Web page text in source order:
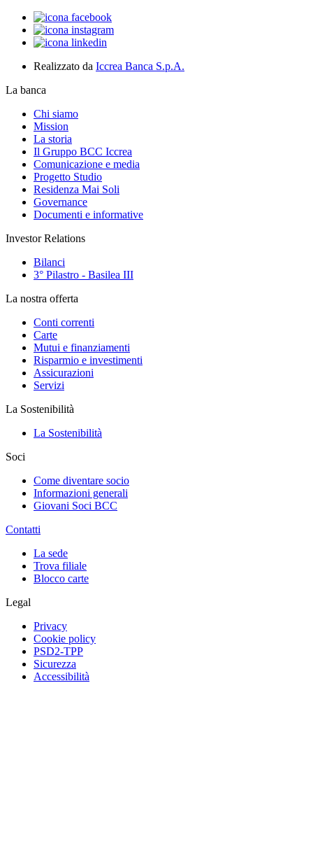
Realizzato da Iccrea Banca S.p.A.
La banca
Chi siamo
Mission
La storia
Il Gruppo BCC Iccrea
Comunicazione e media
Progetto Studio
Residenza Mai Soli
Governance
Documenti e informative
Investor Relations
Bilanci
3° Pilastro - Basilea III
La nostra offerta
Conti correnti
Carte
Mutui e finanziamenti
Risparmio e investimenti
Assicurazioni
Servizi
La Sostenibilità
La Sostenibilità
Soci
Come diventare socio
Informazioni generali
Giovani Soci BCC
Contatti
La sede
Trova filiale
Blocco carte
Legal
Privacy
Cookie policy
PSD2-TPP
Sicurezza
Accessibilità